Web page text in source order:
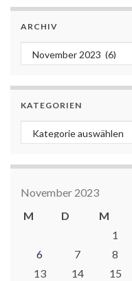
ARCHIV
Archiv
KATEGORIEN
Kategorien
November 2023
M
D M
1
6
7 8
13
14 15